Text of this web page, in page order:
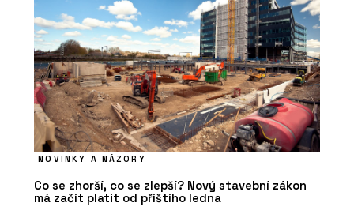
NOVINKY A NÁZORY
Co se zhorší, co se zlepší? Nový stavební zákon
má začít platit od příštího ledna